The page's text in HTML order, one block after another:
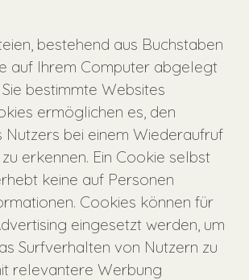
bestehend aus Buchstaben
auf Ihrem Computer abgelegt
bestimmte Websites
ermöglichen es, den
Nutzers bei einem Wiederaufruf
erkennen. Ein Cookie selbst
keine auf Personen
Cookies können für
eingesetzt werden, um
Surfverhalten von Nutzern zu
relevantere Werbung